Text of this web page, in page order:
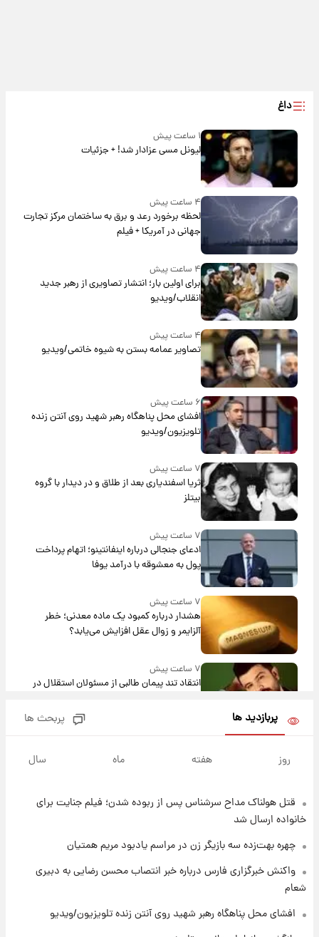
داغ
۱ ساعت پیش
لیونل مسی عزادار شد! + جزئیات
۴ ساعت پیش
لحظه برخورد رعد و برق به ساختمان مرکز تجارت
جهانی در آمریکا + فیلم
۴ ساعت پیش
برای اولین بار؛ انتشار تصاویری از رهبر جدید
انقلاب/ویدیو
۴ ساعت پیش
تصاویر عمامه بستن به شیوه خاتمی/ویدیو
۶ ساعت پیش
افشای محل پناهگاه‌ رهبر شهید روی آنتن زنده
تلویزیون/ویدیو
۷ ساعت پیش
ثریا اسفندیاری بعد از طلاق و در دیدار با گروه
بیتلز
۷ ساعت پیش
ادعای جنجالی درباره اینفانتینو؛ اتهام پرداخت
پول به معشوقه با درآمد یوفا
۷ ساعت پیش
هشدار درباره کمبود یک ماده معدنی؛ خطر
آلزایمر و زوال عقل افزایش می‌یابد؟
۷ ساعت پیش
انتقاد تند پیمان طالبی از مسئولان استقلال در
مرداد ۱۴۰۵ +جدول
۸ ساعت پیش
۹ ساعت پیش
پربازدید ها پربحث ها
روز هفته ماه سال
قتل هولناک مداح سرشناس پس از ربوده شدن؛ فیلم جنایت برای
خانواده ارسال شد
چهره بهت‌زده سه بازیگر زن در مراسم یادبود مریم همتیان
واکنش خبرگزاری فارس درباره خبر انتصاب محسن رضایی به دبیری
شعام
افشای محل پناهگاه‌ رهبر شهید روی آنتن زنده تلویزیون/ویدیو